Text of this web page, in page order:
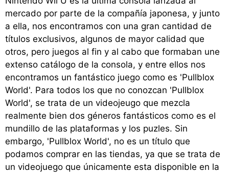
mercado por parte de la compañía japonesa, y junto
a ella, nos encontramos con una gran cantidad de
títulos exclusivos, algunos de mayor calidad que
otros, pero juegos al fin y al cabo que formaban une
extenso catálogo de la consola, y entre ellos nos
encontramos un fantástico juego como es 'Pullblox
World'. Para todos los que no conozcan 'Pullblox
World', se trata de un videojeugo que mezcla
realmente bien dos géneros fantásticos como es el
mundillo de las plataformas y los puzles. Sin
embargo, 'Pullblox World', no es un título que
podamos comprar en las tiendas, ya que se trata de
un videojuego que únicamente esta disponible en la